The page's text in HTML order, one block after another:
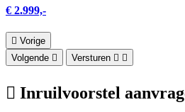
€ 2.999,-
Vorige
Volgende
Versturen
Inruilvoorstel